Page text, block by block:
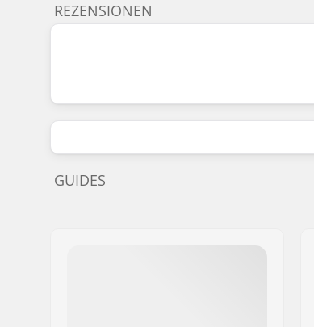
REZENSIONEN
GUIDES